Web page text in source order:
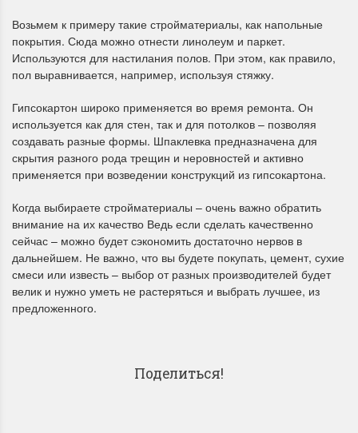
Возьмем к примеру такие стройматериалы, как напольные
покрытия. Сюда можно отнести линолеум и паркет.
Используются для настилания полов. При этом, как правило,
пол выравнивается, например, используя стяжку.
Гипсокартон широко применяется во время ремонта. Он
используется как для стен, так и для потолков – позволяя
создавать разные формы. Шпаклевка предназначена для
скрытия разного рода трещин и неровностей и активно
применяется при возведении конструкций из гипсокартона.
Когда выбираете стройматериалы – очень важно обратить
внимание на их качество Ведь если сделать качественно
сейчас – можно будет сэкономить достаточно нервов в
дальнейшем. Не важно, что вы будете покупать, цемент, сухие
смеси или известь – выбор от разных производителей будет
велик и нужно уметь не растеряться и выбрать лучшее, из
предложенного.
Поделиться!